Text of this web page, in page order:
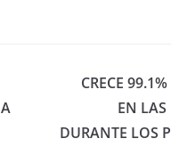
CRECE
EN
DURANTE LOS